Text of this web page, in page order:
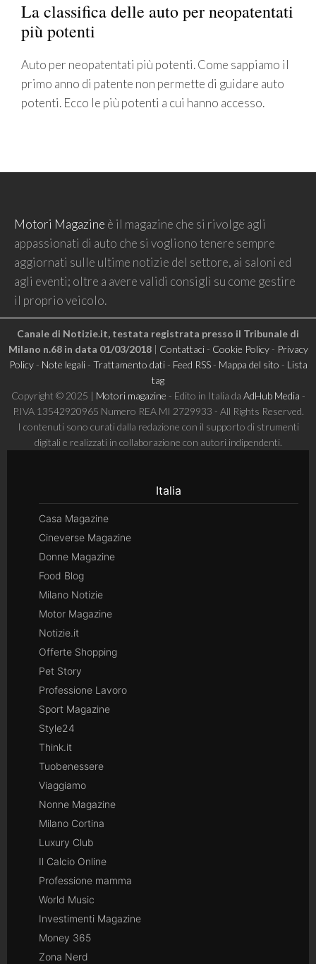
La classifica delle auto per neopatentati
più potenti
Auto per neopatentati più potenti. Come sappiamo il
primo anno di patente non permette di guidare auto
potenti. Ecco le più potenti a cui hanno accesso.
Motori Magazine è il magazine che si rivolge agli
appassionati di auto che si vogliono tenere sempre
aggiornati sulle ultime notizie del settore, ai saloni ed
agli eventi; oltre a avere validi consigli su come gestire
il proprio veicolo.
Canale di Notizie.it, testata registrata presso il Tribunale di
Milano n.68 in data 01/03/2018| Contattaci- Cookie Policy- Privacy
Policy- Note legali- Trattamento dati- Feed RSS- Mappa del sito - Lista
tag
Copyright © 2025 | Motori magazine - Edito in Italia da AdHub Media -
P.IVA 13542920965 Numero REA MI 2729933 - All Rights Reserved.
I contenuti sono curati dalla redazione con il supporto di strumenti
digitali e realizzati in collaborazione con autori indipendenti.
Italia
Casa Magazine
Cineverse Magazine
Donne Magazine
Food Blog
Milano Notizie
Motor Magazine
Notizie.it
Offerte Shopping
Pet Story
Professione Lavoro
Sport Magazine
Style24
Think.it
Tuobenessere
Viaggiamo
Nonne Magazine
Milano Cortina
Luxury Club
Il Calcio Online
Professione mamma
World Music
Investimenti Magazine
Money 365
Zona Nerd